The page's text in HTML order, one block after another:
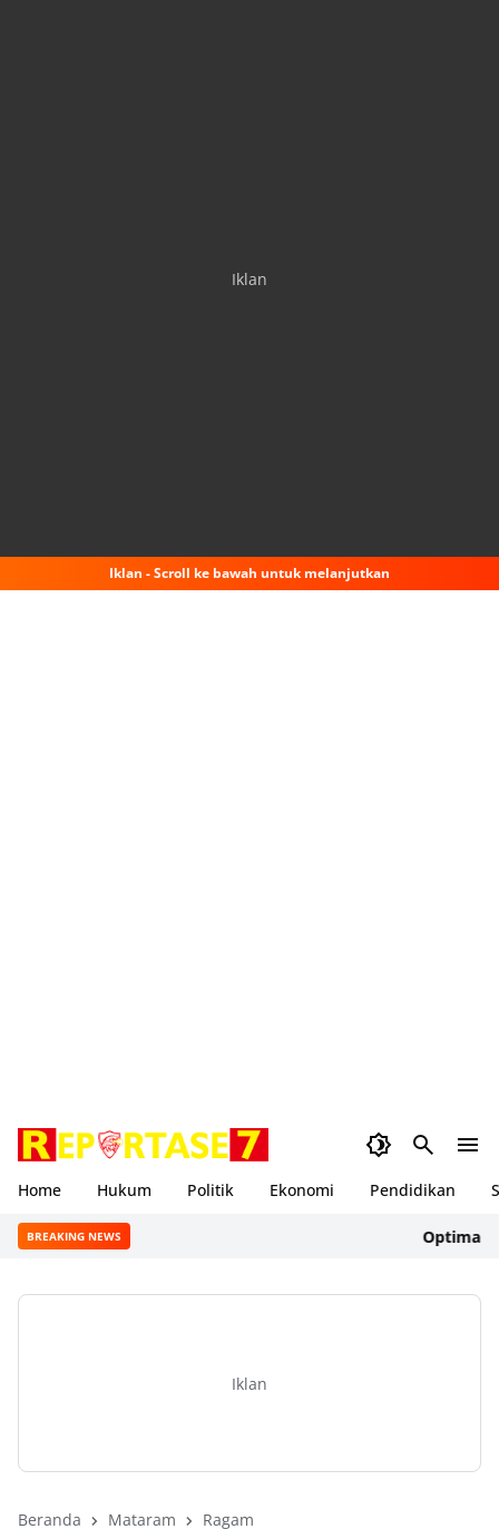
Iklan
Iklan - Scroll ke bawah untuk melanjutkan
Home Hukum Politik Ekonomi Pendidikan
BREAKING NEWS Optimalisasi
Iklan
Beranda Mataram Ragam